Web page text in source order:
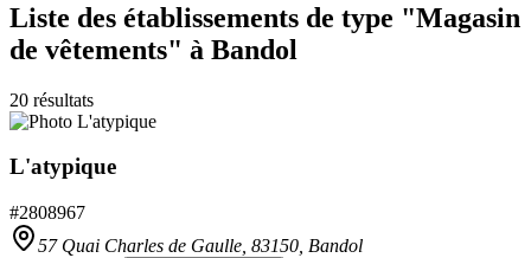
Liste des établissements de type "Magasin
de vêtements" à Bandol
20 résultats
L'atypique
#2808967
57 Quai Charles de Gaulle, 83150 Bandol